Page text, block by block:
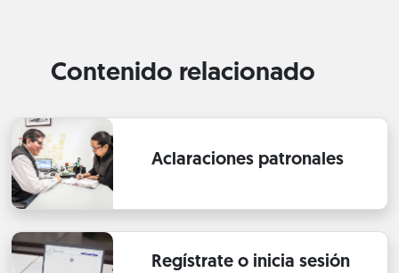
Contenido relacionado
Aclaraciones patronales
Regístrate o inicia sesión